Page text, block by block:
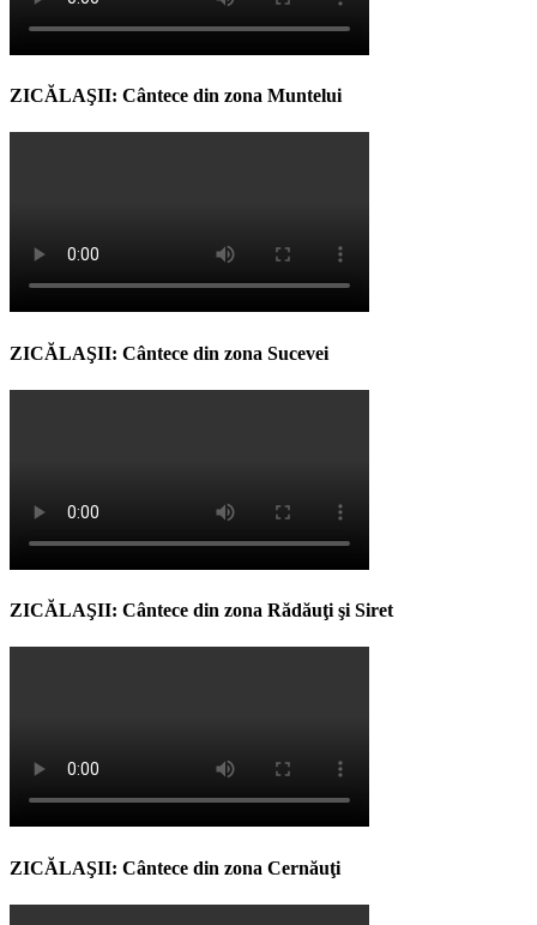
ZICĂLAŞII: Cântece din zona Muntelui
ZICĂLAŞII: Cântece din zona Sucevei
ZICĂLAŞII: Cântece din zona Rădăuţi şi Siret
ZICĂLAŞII: Cântece din zona Cernăuţi